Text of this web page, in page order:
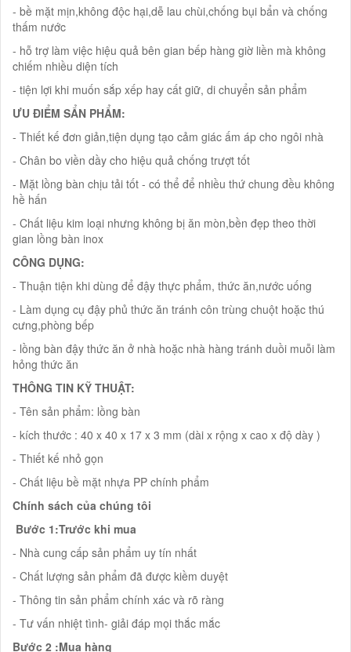
- bề mặt mịn,không độc hại,dễ lau chùi,chống bụi bẩn và chống
thấm nước
- hỗ trợ làm việc hiệu quả bên gian bếp hàng giờ liền mà không
chiếm nhiều diện tích
- tiện lợi khi muốn sắp xếp hay cất giữ, di chuyển sản phẩm
ƯU ĐIỂM SẨN PHẨM:
- Thiết kế đơn giản,tiện dụng tạo cảm giác ấm áp cho ngôi nhà
- Chân bo viền dầy cho hiệu quả chống trượt tốt
- Mặt lồng bàn chịu tải tốt - có thể để nhiều thứ chung đều không
hề hấn
- Chất liệu kim loại nhưng không bị ăn mòn,bền đẹp theo thời
gian lồng bàn inox
CÔNG DỤNG:
- Thuận tiện khi dùng để đậy thực phẩm, thức ăn,nước uống
- Làm dụng cụ đậy phủ thức ăn tránh côn trùng chuột hoặc thú
cưng,phòng bếp
- lồng bàn đậy thức ăn ở nhà hoặc nhà hàng tránh duồi muỗi làm
hỏng thức ăn
THÔNG TIN KỸ THUẬT:
- Tên sản phẩm: lồng bàn
- kích thước : 40 x 40 x 17 x 3 mm (dài x rộng x cao x độ dày )
- Thiết kế nhỏ gọn
- Chất liệu bề mặt nhựa PP chính phẩm
Chính sách của chúng tôi
Bước 1:Trước khi mua
- Nhà cung cấp sản phẩm uy tín nhất
- Chất lượng sản phẩm đã được kiềm duyệt
- Thông tin sản phẩm chính xác và rõ ràng
- Tư vấn nhiệt tình- giải đáp mọi thắc mắc
Bước 2 :Mua hàng